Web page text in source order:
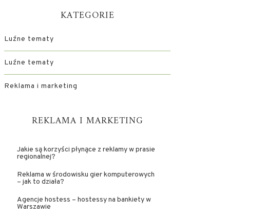
KATEGORIE
Luźne tematy
Luźne tematy
Reklama i marketing
REKLAMA I MARKETING
Jakie są korzyści płynące z reklamy w prasie
regionalnej?
Reklama w środowisku gier komputerowych
– jak to działa?
Agencje hostess – hostessy na bankiety w
Warszawie